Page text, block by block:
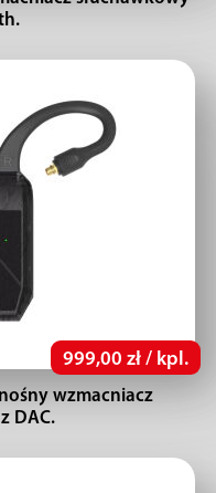
999,00 zł / kpl.
wzmacniacz
DAC.